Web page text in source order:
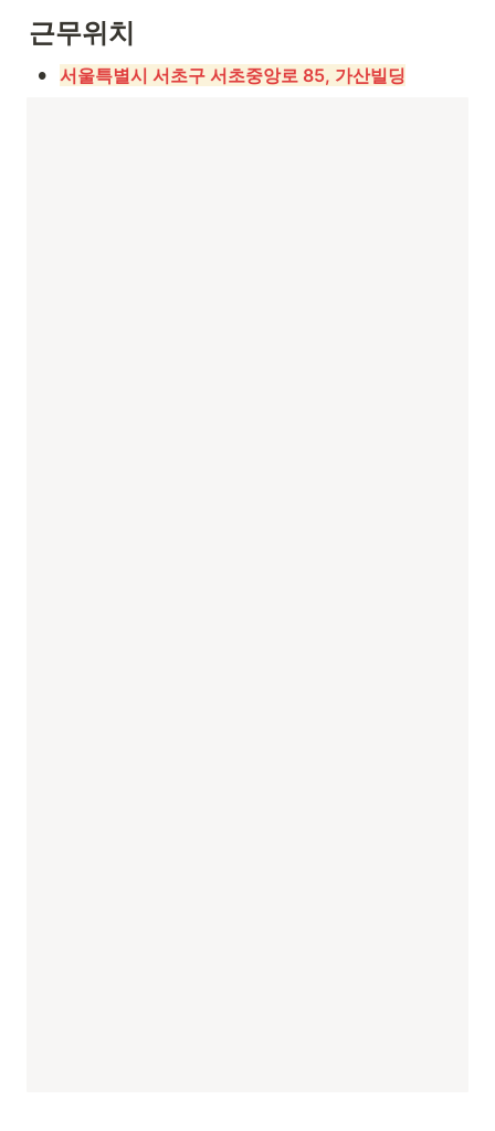
근무위치
• 서울특별시 서초구 서초중앙로 85, 가산빌딩